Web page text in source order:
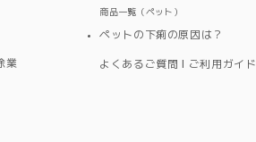
業
商品一覧（ペット）
ペットの下痢の原因は？
よくあるご質問
ご利用ガイド